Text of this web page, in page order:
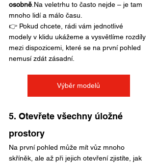
osobně .Na veletrhu to často nejde – je tam
mnoho lidí a málo času.
👉 Pokud chcete, rádi vám jednotlivé
modely v klidu ukážeme a vysvětlíme rozdíly
mezi dispozicemi, které se na první pohled
nemusí zdát zásadní.
Výběr modelů
5. Otevřete všechny úložné
prostory
Na první pohled může mít vůz mnoho
skříněk, ale až při jejich otevření zjistíte, jak